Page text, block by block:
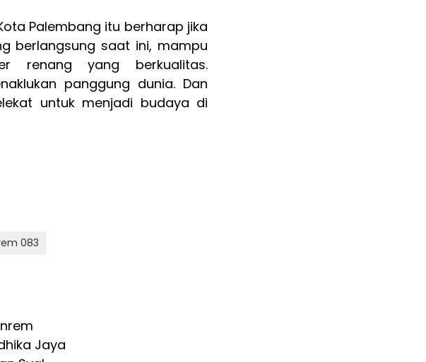
Palembang itu berharap jika
berlangsung saat ini, mampu
renang yang berkualitas.
panggung dunia. Dan
untuk menjadi budaya di
083